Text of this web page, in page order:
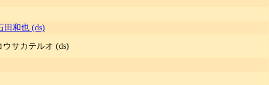
田和也 (ds)
ウサカテルオ (ds)